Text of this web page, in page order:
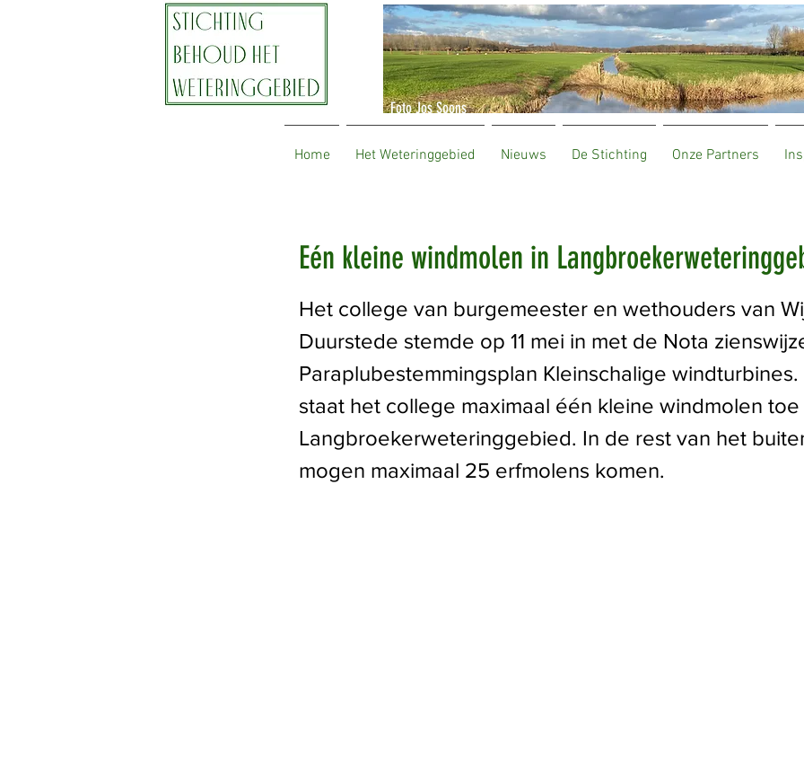
Foto Jos Soons
Eén kleine windmolen in
Het college van burgemeester en wethouders van
Duurstede stemde op 11 mei in met de Nota
Paraplubestemmingsplan Kleinschalige
staat het college maximaal één kleine windmolen
Langbroekerweteringgebied. In de rest van het
mogen maximaal 25 erfmolens komen.
Home Het Weteringgebied Nieuws De Stichting Onze Partners